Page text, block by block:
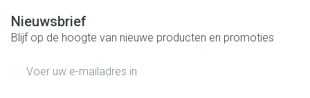
Nieuwsbrief
Blijf op de hoogte van nieuwe producten en promoties